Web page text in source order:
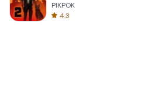
PIKPOK
4.3